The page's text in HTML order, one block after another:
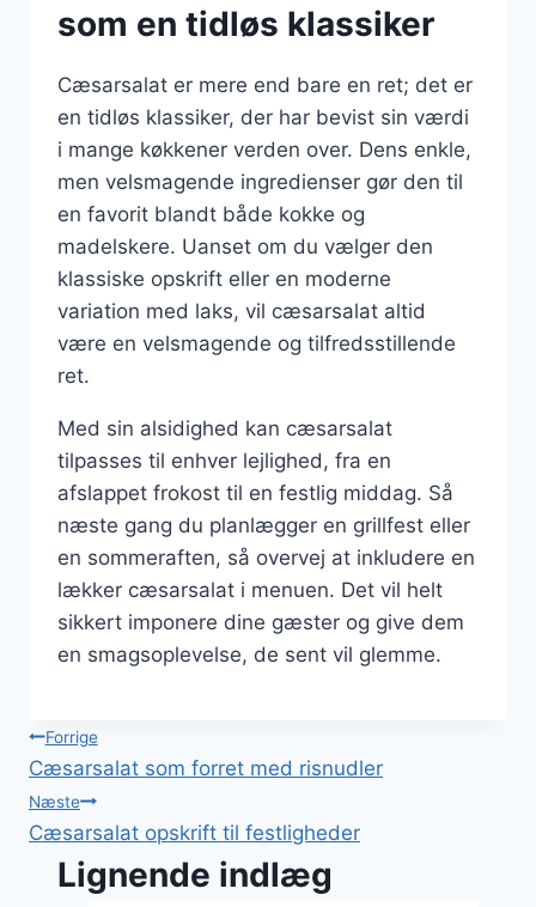
som en tidløs klassiker
Cæsarsalat er mere end bare en ret; det er
en tidløs klassiker, der har bevist sin værdi
i mange køkkener verden over. Dens enkle,
men velsmagende ingredienser gør den til
en favorit blandt både kokke og
madelskere. Uanset om du vælger den
klassiske opskrift eller en moderne
variation med laks, vil cæsarsalat altid
være en velsmagende og tilfredsstillende
ret.
Med sin alsidighed kan cæsarsalat
tilpasses til enhver lejlighed, fra en
afslappet frokost til en festlig middag. Så
næste gang du planlægger en grillfest eller
en sommeraften, så overvej at inkludere en
lækker cæsarsalat i menuen. Det vil helt
sikkert imponere dine gæster og give dem
en smagsoplevelse, de sent vil glemme.
Indlægsnavigation
Forrige
Cæsarsalat som forret med risnudler
Næste
Cæsarsalat opskrift til festligheder
Lignende indlæg